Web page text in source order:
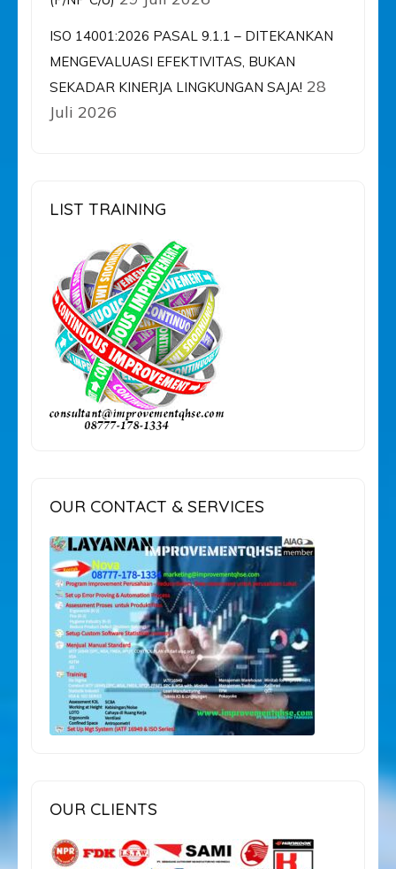
ISO 14001:2026 PASAL 9.1.1 – DITEKANKAN
MENGEVALUASI EFEKTIVITAS, BUKAN
SEKADAR KINERJA LINGKUNGAN SAJA! 28
Juli 2026
LIST TRAINING
OUR CONTACT & SERVICES
OUR CLIENTS